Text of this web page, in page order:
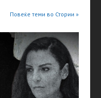
Повеќе теми во Стории »